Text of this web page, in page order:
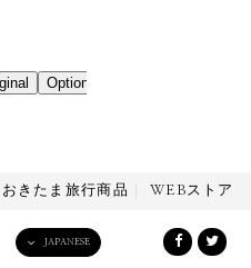
おきたま旅行商品 WEBストア
JAPANESE